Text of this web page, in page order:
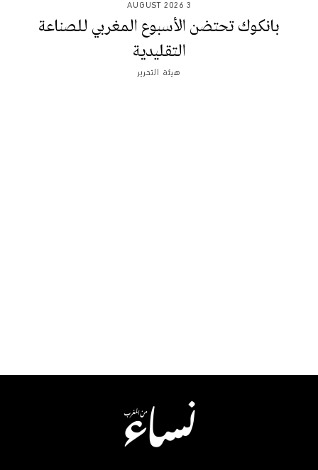
3 AUGUST 2026
بانكوك تحتضن الأسبوع المغربي للصناعة
التقليدية
هيئة التحرير